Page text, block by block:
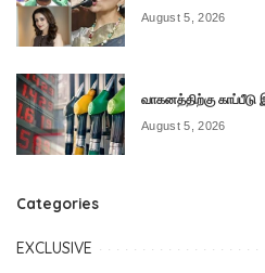
August 5, 2026
வாகனத்திற்கு
August 5, 2026
Categories
EXCLUSIVE